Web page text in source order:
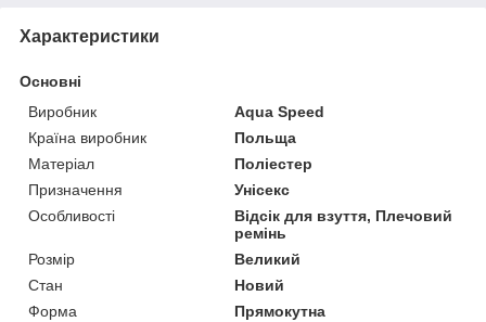
Характеристики
Основні
Виробник
Aqua Speed
Країна виробник
Польща
Матеріал
Поліестер
Призначення
Унісекс
Особливості
Відсік для взуття, Плечовий
ремінь
Розмір
Великий
Стан
Новий
Форма
Прямокутна